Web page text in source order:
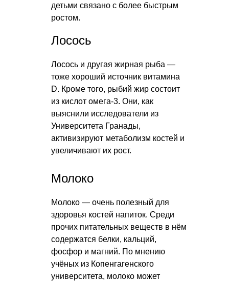
детьми связано с более быстрым
ростом.
Лосось
Лосось и другая жирная рыба —
тоже хороший источник витамина
D. Кроме того, рыбий жир состоит
из кислот омега-3. Они, как
выяснили исследователи из
Университета Гранады,
активизируют метаболизм костей и
увеличивают их рост.
Молоко
Молоко — очень полезный для
здоровья костей напиток. Среди
прочих питательных веществ в нём
содержатся белки, кальций,
фосфор и магний. По мнению
учёных из Копенгагенского
университета, молоко может